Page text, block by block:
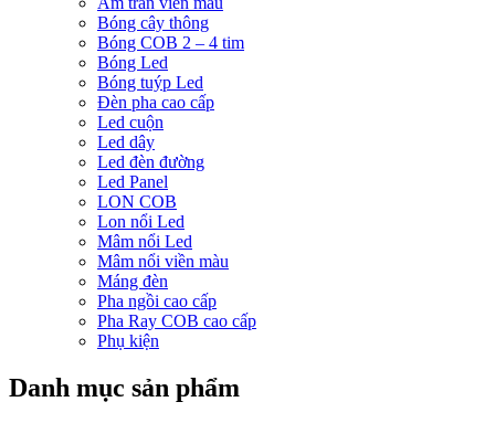
Bóng cây thông
Bóng COB 2 – 4 tim
Bóng Led
Bóng tuýp Led
Đèn pha cao cấp
Led cuộn
Led dây
Led đèn đường
Led Panel
LON COB
Lon nổi Led
Mâm nổi Led
Mâm nổi viền màu
Máng đèn
Pha ngồi cao cấp
Pha Ray COB cao cấp
Phụ kiện
Danh mục sản phẩm